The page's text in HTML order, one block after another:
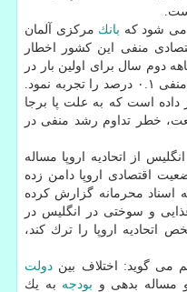
می شود كه بانك مركزی آلمان
منفی این كشور اخطار
دوم سال برای اولین بار در
طول یك دهه اخیر كوچك شد و رشد منفی ۰.۱ درصد را تجربه نمود.
داده است كه به علت پا برجا
خطر تداوم رشد منفی در
از اتحادیه اروپا مساله
اقتصادی اروپا دامن زده
اسناد محرمانه گزارش كرده
و سوختی در انگلیس در
اتحادیه اروپا را ترك كند،
هم می گوید: اختلاف بین دولت
مساله بدهی و بودجه به یك